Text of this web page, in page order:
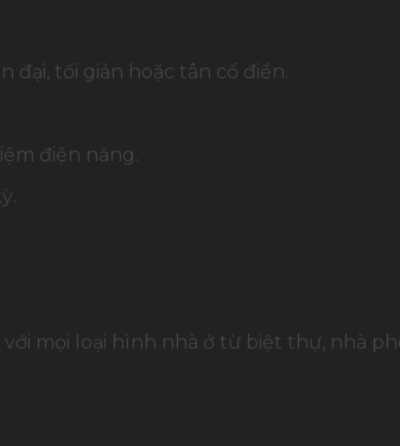
đại, tối giản hoặc tân cổ điển.
điện năng.
mọi loại hình nhà ở từ biệt thự, nhà